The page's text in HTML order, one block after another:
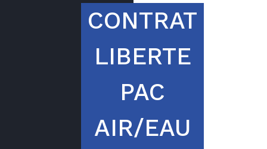
CONTRAT
LIBERTE
PAC
AIR/EAU